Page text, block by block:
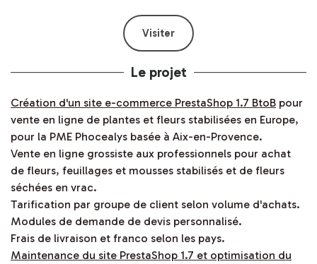
Visiter
Le projet
Création d'un site e-commerce PrestaShop 1.7 BtoB pour
vente en ligne de plantes et fleurs stabilisées en Europe,
pour la PME Phocealys basée à Aix-en-Provence.
Vente en ligne grossiste aux professionnels pour achat
de fleurs, feuillages et mousses stabilisés et de fleurs
séchées en vrac.
Tarification par groupe de client selon volume d'achats.
Modules de demande de devis personnalisé.
Frais de livraison et franco selon les pays.
Maintenance du site PrestaShop 1.7 et optimisation du